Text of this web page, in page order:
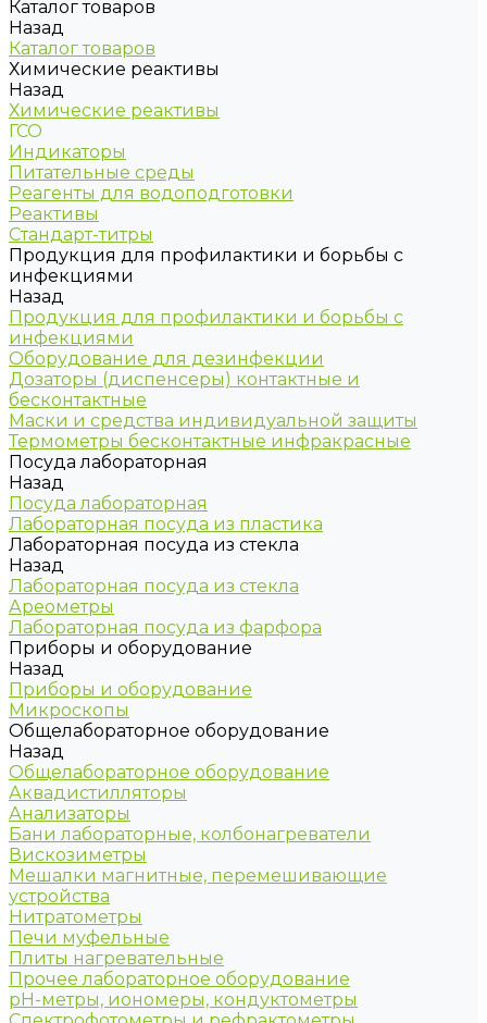
Каталог товаров
Назад
Каталог товаров
Химические реактивы
Назад
Химические реактивы
ГСО
Индикаторы
Питательные среды
Реагенты для водоподготовки
Реактивы
Стандарт-титры
Продукция для профилактики и борьбы с
инфекциями
Назад
Продукция для профилактики и борьбы с
инфекциями
Оборудование для дезинфекции
Дозаторы (диспенсеры) контактные и
бесконтактные
Маски и средства индивидуальной защиты
Термометры бесконтактные инфракрасные
Посуда лабораторная
Назад
Посуда лабораторная
Лабораторная посуда из пластика
Лабораторная посуда из стекла
Назад
Лабораторная посуда из стекла
Ареометры
Лабораторная посуда из фарфора
Приборы и оборудование
Назад
Приборы и оборудование
Микроскопы
Общелабораторное оборудование
Назад
Общелабораторное оборудование
Аквадистилляторы
Анализаторы
Бани лабораторные, колбонагреватели
Вискозиметры
Мешалки магнитные, перемешивающие
устройства
Нитратометры
Печи муфельные
Плиты нагревательные
Прочее лабораторное оборудование
рН-метры, иономеры, кондуктометры